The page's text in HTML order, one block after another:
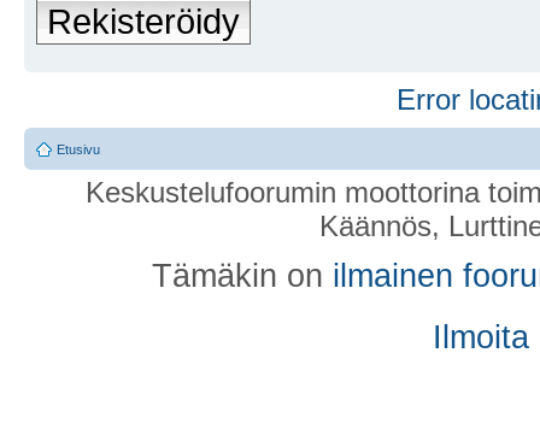
Rekisteröidy
Error
Etusivu
Keskustelufoorumin moottorina
Käännös,
Tämäkin on ilmainen